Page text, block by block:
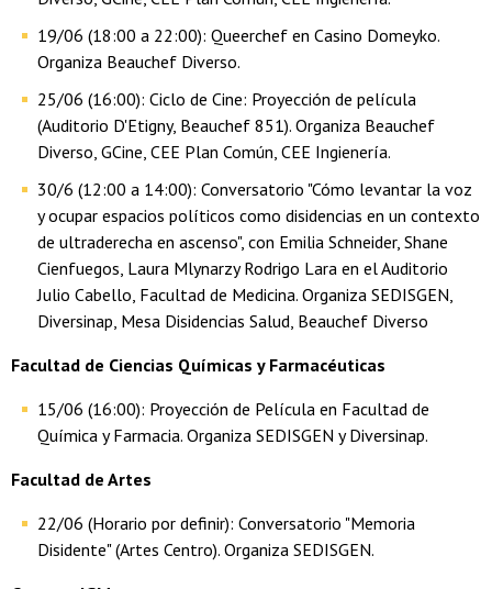
19/06 (18:00 a 22:00): Queerchef en Casino Domeyko.
Organiza Beauchef Diverso.
25/06 (16:00): Ciclo de Cine: Proyección de película
(Auditorio D'Etigny, Beauchef 851). Organiza Beauchef
Diverso, GCine, CEE Plan Común, CEE Ingienería.
30/6 (12:00 a 14:00): Conversatorio "Cómo levantar la voz
y ocupar espacios políticos como disidencias en un contexto
de ultraderecha en ascenso", con Emilia Schneider, Shane
Cienfuegos, Laura Mlynarzy Rodrigo Lara en el Auditorio
Julio Cabello, Facultad de Medicina. Organiza SEDISGEN,
Diversinap, Mesa Disidencias Salud, Beauchef Diverso
Facultad de Ciencias Químicas y Farmacéuticas
15/06 (16:00): Proyección de Película en Facultad de
Química y Farmacia. Organiza SEDISGEN y Diversinap.
Facultad de Artes
22/06 (Horario por definir): Conversatorio "Memoria
Disidente" (Artes Centro). Organiza SEDISGEN.